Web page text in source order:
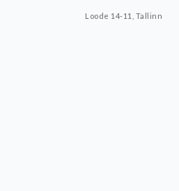
Loode 14-11, Tallinn